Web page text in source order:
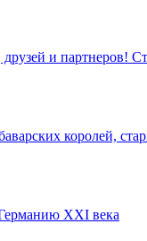
и партнеров!
королей,
XXI века